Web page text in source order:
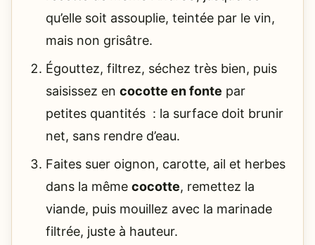
qu’elle soit assouplie, teintée par le vin,
mais non grisâtre.
Égouttez, filtrez, séchez très bien, puis
saisissez en cocotte en fonte par
petites quantités : la surface doit brunir
net, sans rendre d’eau.
Faites suer oignon, carotte, ail et herbes
dans la même cocotte, remettez la
viande, puis mouillez avec la marinade
filtrée, juste à hauteur.